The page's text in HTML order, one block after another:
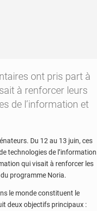
ont pris part à
à renforcer leurs
de l’information et
Du 12 au 13 juin, ces
technologies de l’information
qui visait à renforcer les
programme Noria.
le monde constituent le
deux objectifs principaux :